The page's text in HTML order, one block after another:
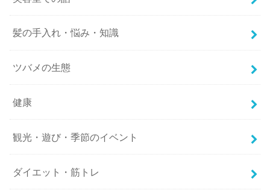
髪の手入れ・悩み・知識
ツバメの生態
健康
観光・遊び・季節のイベント
ダイエット・筋トレ